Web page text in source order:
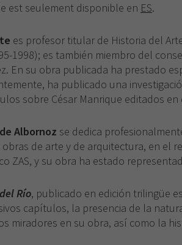
est seulement disponible en ES.
es profesor titular de Historia del
1998); es también miembro del
En su obra publicada ha prestado
ha publicado una
sobre César Manrique editados en
Albornoz se dedica
de arte y de arquitectura, en el
ZAS, y su obra ha estado
Río, publicado en edición trilingüe
capítulos, la presencia de la
miradores en su obra, así como la